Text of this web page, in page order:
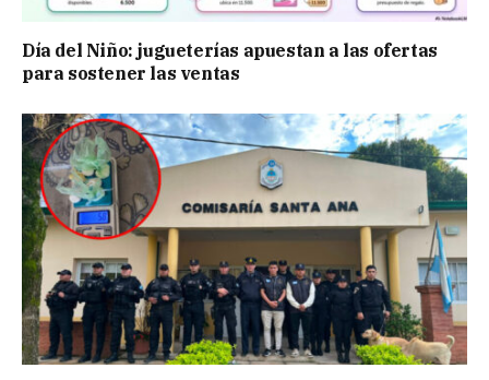
Día del Niño: jugueterías apuestan a las ofertas
para sostener las ventas